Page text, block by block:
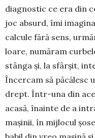
diagnostic ce era din
joc ab­surd, îmi
cal­cule fă­ră sens,
loare, numă­ram
stânga și, la sfârșit,
Încer­­cam să păcălesc
drept. Într-una din
acasă, îna­inte de a
ma­și­nii, în mijlocul